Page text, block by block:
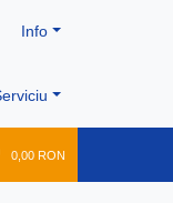
Info
0,00 RON